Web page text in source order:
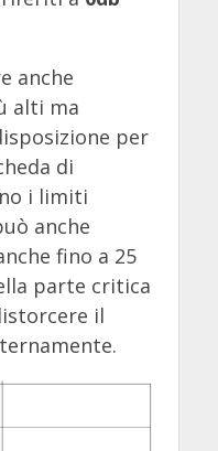
anche
alti ma
per
di
i limiti
anche
fino a 25
parte critica
il